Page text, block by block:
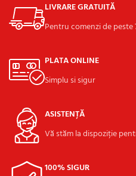
LIVRARE GRATUITĂ
Pentru comenzi de peste
PLATA ONLINE
Simplu si sigur
ASISTENȚĂ
Vă stăm la dispoziție
100% SIGUR